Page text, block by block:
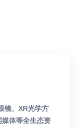
镜、XR光学方
体等全生态资